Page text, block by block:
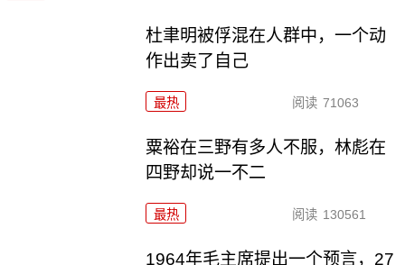
杜聿明被俘混在人群中，一个动
作出卖了自己
最热 阅读 71063
粟裕在三野有多人不服，林彪在
四野却说一不二
最热 阅读 130561
1964年毛主席提出一个预言，27